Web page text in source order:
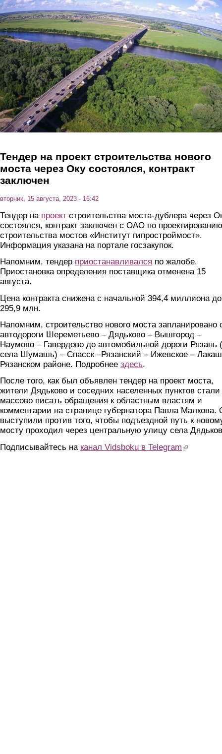
Перейти к основному содержанию
Тендер на проект строительства нового
моста через Оку состоялся, контракт
заключен
вторник, 15 августа, 2023 - 16:42
Тендер на проект строительства моста-дублера через
состоялся, контракт заключен с ОАО по проектированию
строительства мостов «Институт гипростроймост».
Информация указана на портале госзакупок.
Напомним, тендер приостанавливался по жалобе.
Приостановка определения поставщика отменена 15
августа.
Цена контракта снижена с начальной 394,4 миллиона до
295,9 млн.
Напомним, строительство нового моста запланировано
автодороги Шереметьево – Дядьково – Вышгород –
Наумово – Гавердово до автомобильной дороги Рязань
села Шумашь) – Спасск –Рязанский – Ижевское –
Рязанском районе. Подробнее здесь.
После того, как был объявлен тендер на проект моста,
жители Дядьково и соседних населенных пунктов стали
массово писать обращения к областным властям и
комментарии на странице губернатора Павла Малкова.
выступили против того, чтобы подъездной путь к
мосту проходил через центральную улицу села
Подписывайтесь на канал Vidsboku в Telegram (link is